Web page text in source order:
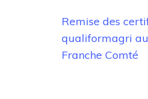
Navigation
de
l’article
Remise des
qualiformagri
Franche Comté